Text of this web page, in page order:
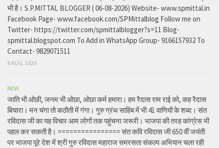
भी है। S.P.MITTAL BLOGGER ( 06-08-2026) Website- www.spmittal.in
Facebook Page- www.facebook.com/SPMittalblog Follow me on
Twitter- https://twitter.com/spmittalblogger?s=11 Blog-
spmittal.blogspot.com To Add in WhatsApp Group- 9166157932 To
Contact- 9829071511
6 AUG, 2026
NEW
जाति भी ओछी, जनम भी ओछा, ओछा कर्म हमारा। हम रैदास राम राई को, कह रैदास
बिचारा। मन चंगा तो कठौती में गंगा। गुरु ग्रंथ साहिब में भी 41 वाणियों के शब्द। संत
रविदास जी का यह विचार आम लोगों तक पहुंचना जरूरी। भाजपा की तरह कांग्रेस भी
पहल कर सकती है। ================ संत कवि रविदास जी 650 वीं जयंती
पर भाजपा पूरे देश में श्री गुरु रविदास महाराज समरसता संकल्प अभियान चला रही